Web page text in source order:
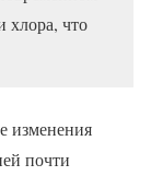
хлора, что
изменения
почти